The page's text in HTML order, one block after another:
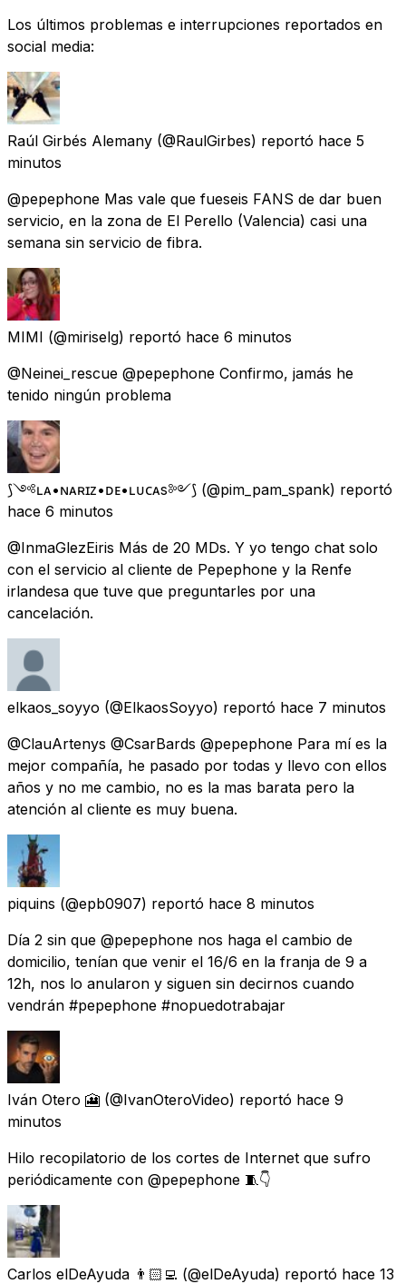
Los últimos problemas e interrupciones reportados en
social media:
Raúl Girbés Alemany (@RaulGirbes) reportó hace 5
minutos
@pepephone Mas vale que fueseis FANS de dar buen
servicio, en la zona de El Perello (Valencia) casi una
semana sin servicio de fibra.
MIMI (@miriselg) reportó hace 6 minutos
@Neinei_rescue @pepephone Confirmo, jamás he
tenido ningún problema
⟆༺ʟᴀ•ɴᴀʀɪᴢ•ᴅᴇ•ʟᴜᴄᴀs༻⟆ (@pim_pam_spank) reportó
hace 6 minutos
@InmaGlezEiris Más de 20 MDs. Y yo tengo chat solo
con el servicio al cliente de Pepephone y la Renfe
irlandesa que tuve que preguntarles por una
cancelación.
elkaos_soyyo (@ElkaosSoyyo) reportó hace 7 minutos
@ClauArtenys @CsarBards @pepephone Para mí es la
mejor compañía, he pasado por todas y llevo con ellos
años y no me cambio, no es la mas barata pero la
atención al cliente es muy buena.
piquins (@epb0907) reportó hace 8 minutos
Día 2 sin que @pepephone nos haga el cambio de
domicilio, tenían que venir el 16/6 en la franja de 9 a
12h, nos lo anularon y siguen sin decirnos cuando
vendrán #pepephone #nopuedotrabajar
Iván Otero 🎦 (@IvanOteroVideo) reportó hace 9
minutos
Hilo recopilatorio de los cortes de Internet que sufro
periódicamente con @pepephone 🧵👇
Carlos elDeAyuda 👨🏻‍💻 (@elDeAyuda) reportó hace 13